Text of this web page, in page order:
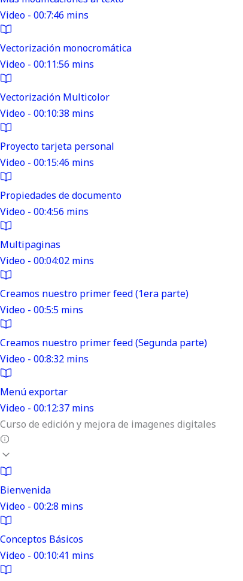
Video - 00:7:46 mins
Vectorización monocromática
Video - 00:11:56 mins
Vectorización Multicolor
Video - 00:10:38 mins
Proyecto tarjeta personal
Video - 00:15:46 mins
Propiedades de documento
Video - 00:4:56 mins
Multipaginas
Video - 00:04:02 mins
Creamos nuestro primer feed (1era parte)
Video - 00:5:5 mins
Creamos nuestro primer feed (Segunda parte)
Video - 00:8:32 mins
Menú exportar
Video - 00:12:37 mins
Curso de edición y mejora de imagenes digitales
Bienvenida
Video - 00:2:8 mins
Conceptos Básicos
Video - 00:10:41 mins